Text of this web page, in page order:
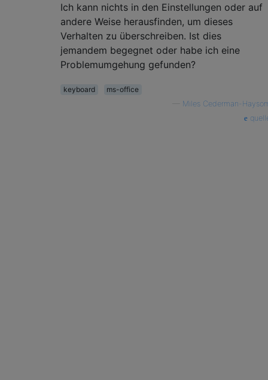
Ich kann nichts in den Einstellungen oder auf
andere Weise herausfinden, um dieses
Verhalten zu überschreiben. Ist dies
jemandem begegnet oder habe ich eine
Problemumgehung gefunden?
keyboard
ms-office
Miles Cederman-